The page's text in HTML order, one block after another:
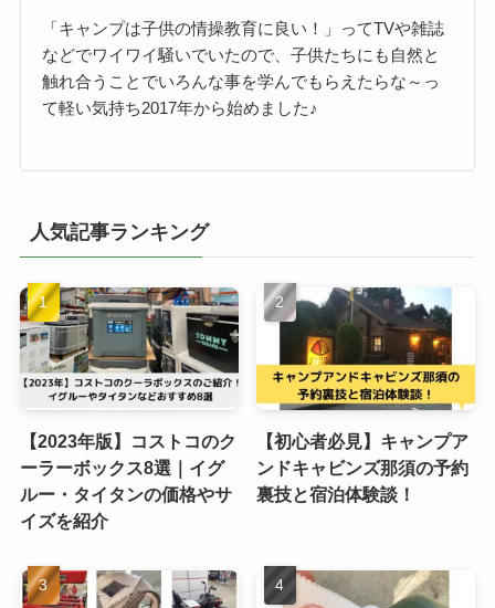
「キャンプは子供の情操教育に良い！」ってTVや雑誌
などでワイワイ騒いでいたので、子供たちにも自然と
触れ合うことでいろんな事を学んでもらえたらな～っ
て軽い気持ち2017年から始めました♪
人気記事ランキング
【2023年版】コストコのク
ーラーボックス8選｜イグ
ルー・タイタンの価格やサ
イズを紹介
【初心者必見】キャンプア
ンドキャビンズ那須の予約
裏技と宿泊体験談！